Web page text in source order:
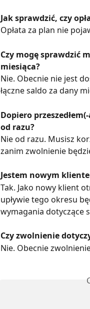
Jak sprawdzić, czy
Opłata za plan nie
Czy mogę sprawdzić
miesiąca?
Nie. Obecnie nie jest
łączne saldo za dany
Dopiero
od razu?
Nie od razu. Musisz
zanim zwolnienie
Jestem nowym
Tak. Jako nowy klient
upływie tego okresu
wymagania dotyczące
Czy zwolnienie
Nie. Obecnie